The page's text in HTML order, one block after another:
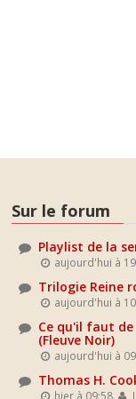
Sur le forum
Playlist de la
aujourd'hui à
Trilogie Reine
aujourd'hui à
Ce qu'il faut de
(Fleuve Noir)
aujourd'hui à
Thomas H.
hier à 09:58